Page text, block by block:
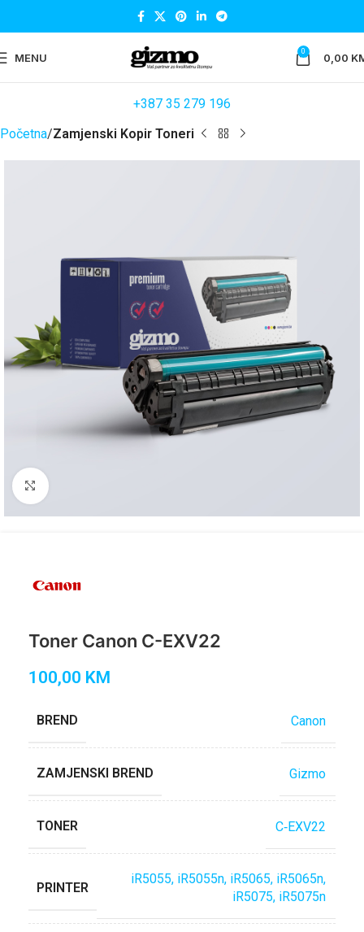
MENU 0 0,00
+387 35 279 196
Početna Zamjenski Kopir Toneri
Click to enlarge
Toner Canon C-EXV22
100,00 KM
BREND Canon
ZAMJENSKI BREND Gizmo
TONER C‐EXV22
PRINTER
iR5055, iR5055n, iR5065, iR5065n,
iR5075, iR5075n